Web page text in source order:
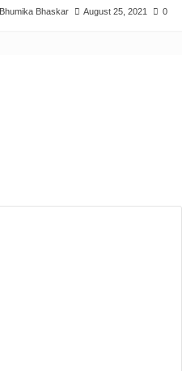
Bhumika Bhaskar August 25, 2021 0